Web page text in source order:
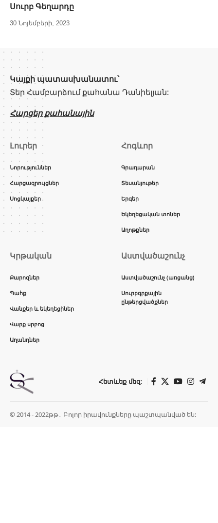
Սուրբ Գեղարդը
30 Նոյեմբերի, 2023
Կայքի պատասխանատու՝
Տեր Համբարձում քահանա Դանիելյան:
Հարցեր քահանային
Լուրեր
Նորություններ
Հարցազրույցներ
Սոցկայքեր
Հոգևոր
Գրադարան
Տեսանյութեր
Երգեր
Եկեղեցական տոներ
Աղոթքներ
Կրթական
Քարոզներ
Պահք
Վանքեր և եկեղեցիներ
Վարք սրբոց
Աղանդներ
Աստվածաշունչ
Աստվածաշունչ (առցանց)
Սուրբգրքային
ընթերցվածքներ
Հետևեք մեզ:
© 2014 - 2022թթ․ Բոլոր իրավունքները պաշտպանված են: